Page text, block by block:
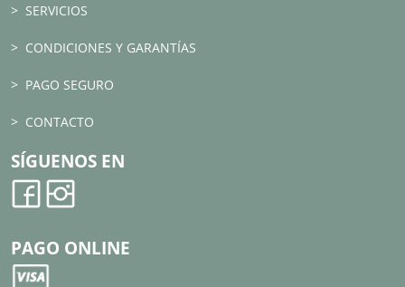
SERVICIOS
CONDICIONES Y GARANTÍAS
PAGO SEGURO
CONTACTO
SÍGUENOS EN
PAGO ONLINE